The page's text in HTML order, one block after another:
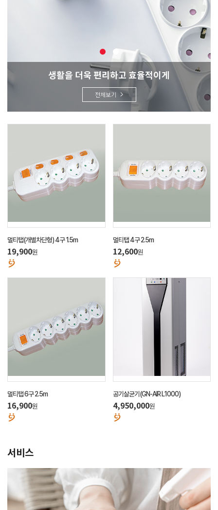
생활을 더욱 편리하고 효율적이게
전체보기
멀티탭(개별차단형) 4구 1.5m
19,900원
멀티탭 4구 2.5m
12,600원
멀티탭 6구 2.5m
16,900원
공기살균기(GN-AIR L1000)
4,950,000원
서비스